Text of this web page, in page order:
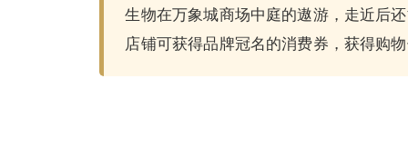
生物在万象城商场中庭的遨游，走近后
店铺可获得品牌冠名的消费券，获得购